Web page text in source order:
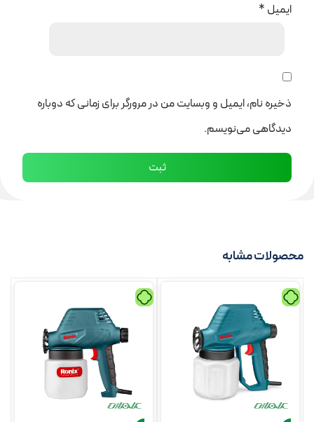
ایمیل *
ذخیره نام، ایمیل و وبسایت من در مرورگر برای زمانی که دوباره
دیدگاهی می‌نویسم.
محصولات مشابه